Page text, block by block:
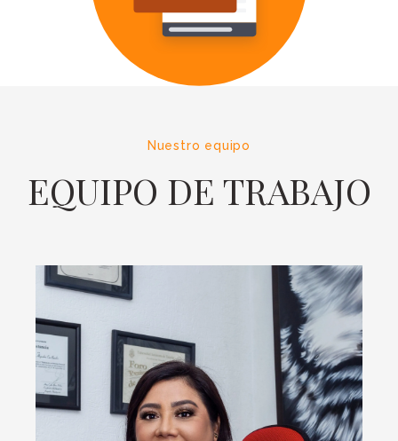
Nuestro equipo
EQUIPO DE TRABAJO